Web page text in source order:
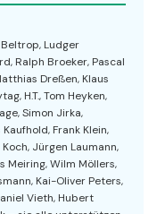
Ludger
Ralph Broeker, Pascal
Dreßen, Klaus
H.T., Tom Heyken,
Simon Jirka,
Frank Klein,
Jürgen Laumann,
Meiring, Wilm Möllers,
Kai-Oliver Peters,
Vieth, Hubert